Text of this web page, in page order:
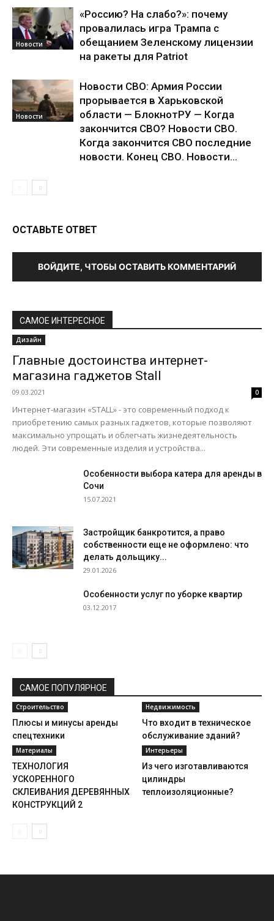
Новости
«Россию? На слабо?»: почему
провалилась игра Трампа с
обещанием Зеленскому лицензии
на ракеты для Patriot
Новости
Новости СВО: Армия России
прорывается в Харьковской
области — БлокнотРУ — Когда
закончится СВО? Новости СВО.
Когда закончится СВО последние
новости. Конец СВО. Новости...
ОСТАВЬТЕ ОТВЕТ
ВОЙДИТЕ, ЧТОБЫ ОСТАВИТЬ КОММЕНТАРИЙ
САМОЕ ИНТЕРЕСНОЕ
Дизайн
Главные достоинства интернет-
магазина гаджетов Stall
09.03.2021 0
Интернет-магазин «STALL» - это современный подход к
приобретению самых разных гаджетов, которые позволяют
максимально упрощать и облегчать жизнедеятельность
людей. Эти современные изделия и устройства...
Особенности выбора катера для аренды в
Сочи
15.07.2021
Застройщик банкротится, а право
собственности еще не оформлено: что
делать дольщику...
29.01.2026
Особенности услуг по уборке квартир
03.12.2017
САМОЕ ПОПУЛЯРНОЕ
Строительство
Плюсы и минусы аренды
спецтехники
Недвижимость
Что входит в техническое
обслуживание зданий?
Материалы
ТЕХНОЛОГИЯ
УСКОРЕННОГО
СКЛЕИВАНИЯ ДЕРЕВЯННЫХ
КОНСТРУКЦИЙ 2
Интерьеры
Из чего изготавливаются
цилиндры
теплоизоляционные?